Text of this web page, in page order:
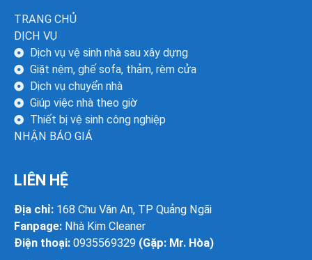
TRANG CHỦ
DỊCH VỤ
Dịch vụ vệ sinh nhà sau xây dựng
Giặt nệm, ghế sofa, thảm, rèm cửa
Dịch vụ chuyển nhà
Giúp việc nhà theo giờ
Thiết bị vệ sinh công nghiệp
NHẬN BÁO GIÁ
LIÊN HỆ
Địa chỉ: 168 Chu Văn An, TP Quảng Ngãi
Fanpage: Nhà Kim Cleaner
Điện thoại: 0935569329 (Gặp: Mr. Hòa)